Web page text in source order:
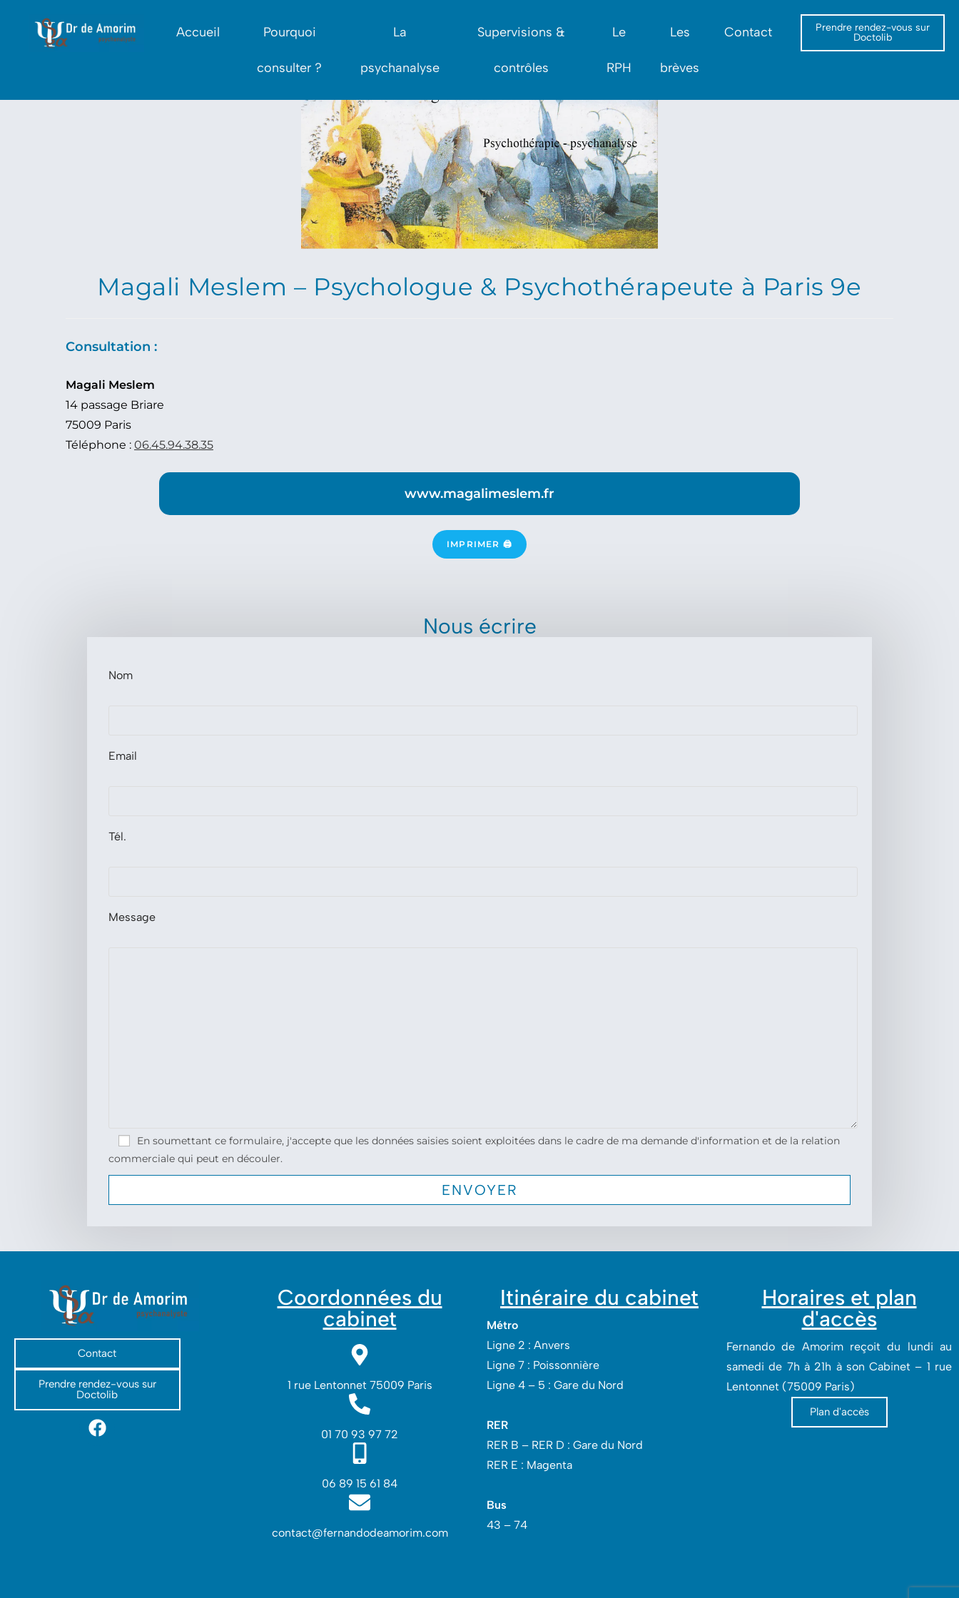
Accueil Pourquoi
consulter ?
La
psychanalyse
Supervisions &
contrôles
Le
RPH
Les
brèves
Contact
Prendre rendez-vous sur
Doctolib
Magali Meslem – Psychologue & Psychothérapeute à Paris 9e
Consultation :
Magali Meslem
14 passage Briare
75009 Paris
Téléphone : 06.45.94.38.35
www.magalimeslem.fr
IMPRIMER 🖨
Nous écrire
Nom
Email
Tél.
Message
En soumettant ce formulaire, j'accepte que les données saisies soient exploitées dans le cadre de ma demande d'information et de la relation
commerciale qui peut en découler.
Contact
Prendre rendez-vous sur
Doctolib
Coordonnées du
cabinet
1 rue Lentonnet 75009 Paris
01 70 93 97 72
06 89 15 61 84
contact@fernandodeamorim.com
Itinéraire du cabinet
Métro
Ligne 2 : Anvers
Ligne 7 : Poissonnière
Ligne 4 – 5 : Gare du Nord
RER
RER B – RER D : Gare du Nord‎
RER E : Magenta
Bus
43 – 74
Horaires et plan
d'accès
Fernando de Amorim reçoit du lundi au
samedi de 7h à 21h à son Cabinet – 1 rue
Lentonnet (75009 Paris)
Plan d'accès